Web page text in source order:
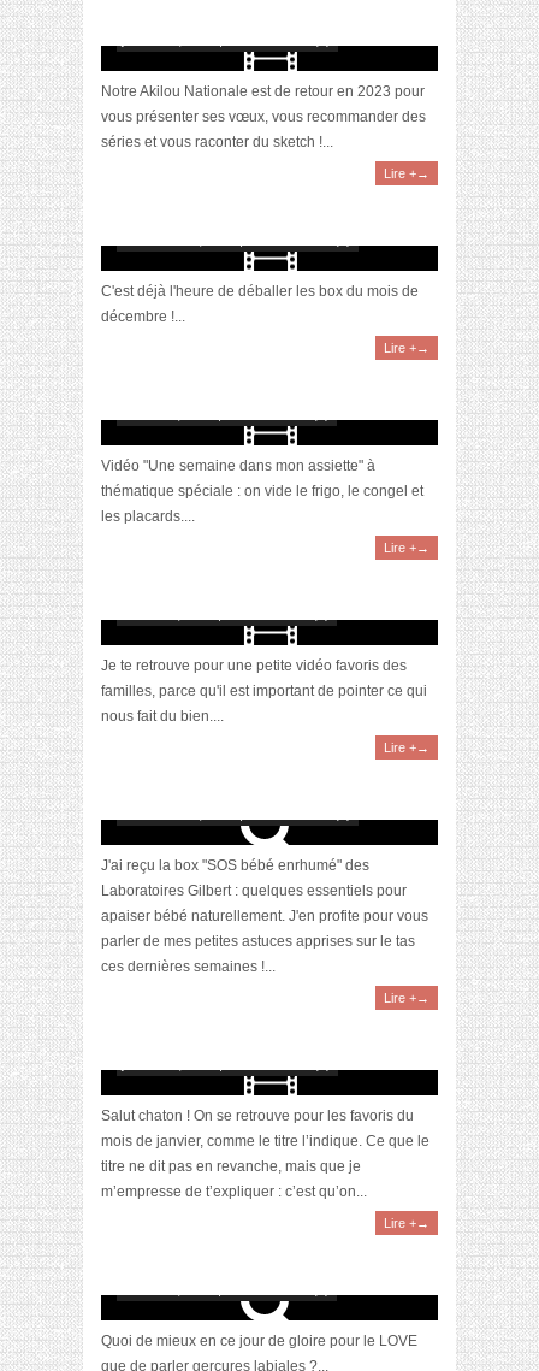
Notre Akilou Nationale est de retour en 2023 pour
vous présenter ses vœux, vous recommander des
séries et vous raconter du sketch !...
Lire +→
[Vidéo] Unboxing : les My Little & Biotyfull
C'est déjà l'heure de déballer les box du mois de
décembre !...
Lire +→
[Vidéo] Une semaine dans mon assiette #5
Vidéo "Une semaine dans mon assiette" à
thématique spéciale : on vide le frigo, le congel et
les placards....
Lire +→
Je te retrouve pour une petite vidéo favoris des
familles, parce qu'il est important de pointer ce qui
nous fait du bien....
Lire +→
SOS bébé enrhumé, la box qui soigne les maux
J'ai reçu la box "SOS bébé enrhumé" des
Laboratoires Gilbert : quelques essentiels pour
apaiser bébé naturellement. J'en profite pour vous
parler de mes petites astuces apprises sur le tas
ces dernières semaines !...
Lire +→
Salut chaton ! On se retrouve pour les favoris du
mois de janvier, comme le titre l’indique. Ce que le
titre ne dit pas en revanche, mais que je
m’empresse de t’expliquer : c’est qu’on...
Lire +→
[Revue] Cicaplast mains et lèvres par La
Quoi de mieux en ce jour de gloire pour le LOVE
que de parler gerçures labiales ?...